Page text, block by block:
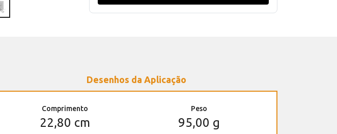
Desenhos da Aplicação
Comprimento
22,80 cm
Peso
95,00 g